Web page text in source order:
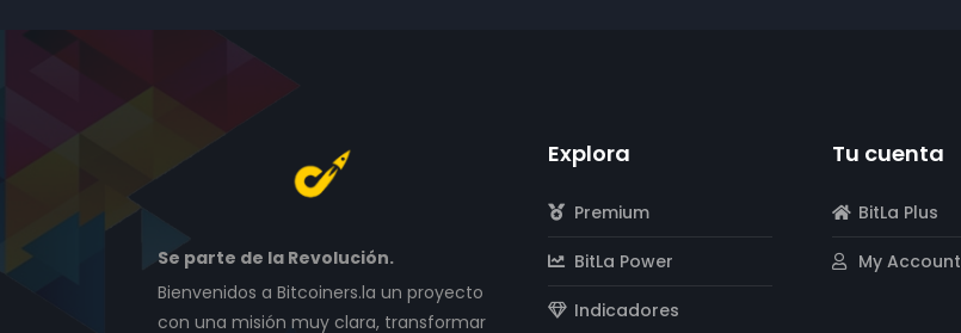
Se parte de la Revolución.
Bienvenidos a Bitcoiners.la un proyecto
con una misión muy clara, transformar
Explora
Premium
BitLa Power
Indicadores
Tu cuenta
BitLa Plus
My Account